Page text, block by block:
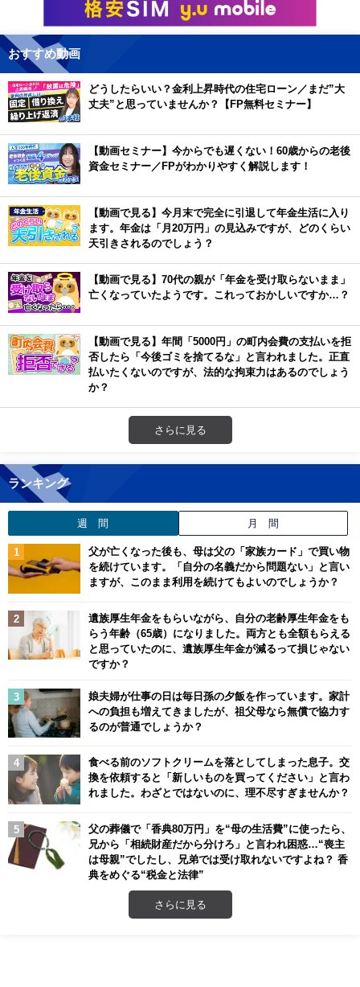
おすすめ動画
どうしたらいい？金利上昇時代の住宅ローン／まだ”大
丈夫”と思っていませんか？【FP無料セミナー】
【動画セミナー】今からでも遅くない！60歳からの老後
資金セミナー／FPがわかりやすく解説します！
【動画で見る】今月末で完全に引退して年金生活に入り
ます。年金は「月20万円」の見込みですが、どのくらい
天引きされるのでしょう？
【動画で見る】70代の親が「年金を受け取らないまま」
亡くなっていたようです。これっておかしいですか…？
【動画で見る】年間「5000円」の町内会費の支払いを拒
否したら「今後ゴミを捨てるな」と言われました。正直
払いたくないのですが、法的な拘束力はあるのでしょう
か？
さらに見る
ランキング
週 間 月 間
父が亡くなった後も、母は父の「家族カード」で買い物
を続けています。「自分の名義だから問題ない」と言い
ますが、このまま利用を続けてもよいのでしょうか？
遺族厚生年金をもらいながら、自分の老齢厚生年金をも
らう年齢（65歳）になりました。両方とも全額もらえる
と思っていたのに、遺族厚生年金が減るって損じゃない
ですか？
娘夫婦が仕事の日は毎日孫の夕飯を作っています。家計
への負担も増えてきましたが、祖父母なら無償で協力す
るのが普通でしょうか？
食べる前のソフトクリームを落としてしまった息子。交
換を依頼すると「新しいものを買ってください」と言わ
れました。わざとではないのに、理不尽すぎませんか？
父の葬儀で「香典80万円」を“母の生活費”に使ったら、
兄から「相続財産だから分けろ」と言われ困惑…“喪主
は母親”でしたし、兄弟では受け取れないですよね？ 香
典をめぐる“税金と法律”
さらに見る